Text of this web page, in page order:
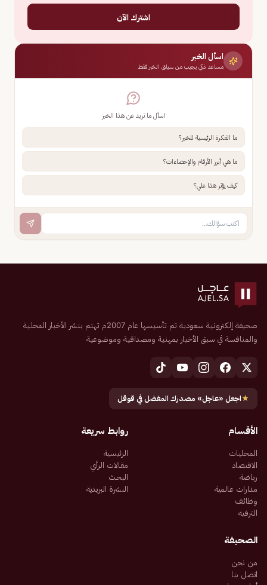
اشترك الآن
اسأل الخبر
مساعد ذكي يجيب من سياق الخبر فقط
اسأل ما تريد عن هذا الخبر
ما الفكرة الرئيسية للخبر؟
ما هي أبرز الأرقام والإحصاءات؟
كيف يؤثر هذا علي؟
صحيفة إلكترونية سعودية تم تأسيسها عام 2007م تهتم بنشر الأخبار المحلية
والمنافسة في سبق الأخبار بمهنية ومصداقية وموضوعية
★اجعل «عاجل» مصدرك المفضل في قوقل
الأقسام
المحليات
الاقتصاد
رياضة
مدارات عالمية
وظائف
الترفيه
روابط سريعة
الرئيسية
مقالات الرأي
البحث
النشرة البريدية
الصحيفة
من نحن
اتصل بنا